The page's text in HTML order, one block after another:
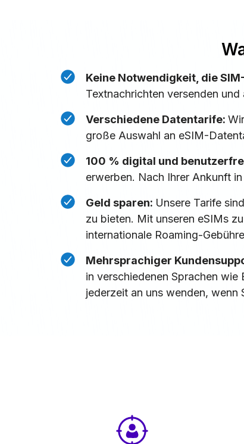
Keine Notwendigkeit, die
Textnachrichten versenden
Verschiedene Datentarife:
große Auswahl an eSIM-
100 % digital und
erwerben. Nach Ihrer Ankunft
Geld sparen: Unsere Tarife
zu bieten. Mit unseren eSIMs
internationale Roaming-
Mehrsprachiger
in verschiedenen Sprachen wie
jederzeit an uns wenden, wenn